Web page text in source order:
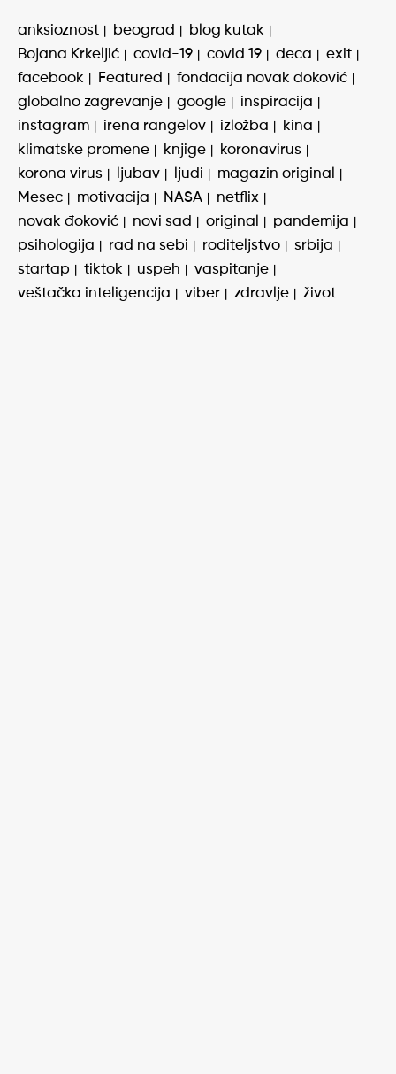
anksioznost beograd
blog kutak
Bojana Krkeljić
covid-19 covid 19 deca
exit
facebook
Featured
fondacija novak đoković
globalno zagrevanje
google
inspiracija
instagram
irena rangelov izložba
kina
klimatske promene
knjige
koronavirus
korona virus
ljubav ljudi
magazin original
Mesec
motivacija NASA
netflix
novak đoković
novi sad original
pandemija
psihologija
rad na sebi roditeljstvo
srbija
startap
tiktok uspeh
vaspitanje
veštačka inteligencija
viber zdravlje život